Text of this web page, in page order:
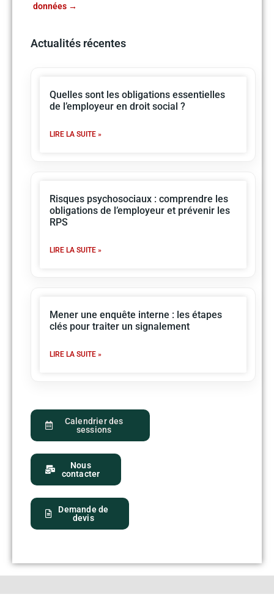
données
Actualités récentes
Quelles sont les obligations essentielles
de l’employeur en droit social ?
LIRE LA SUITE »
Risques psychosociaux : comprendre les
obligations de l’employeur et prévenir les
RPS
LIRE LA SUITE »
Mener une enquête interne : les étapes
clés pour traiter un signalement
LIRE LA SUITE »
Demande de
devis
Calendrier des
sessions
Nous
contacter